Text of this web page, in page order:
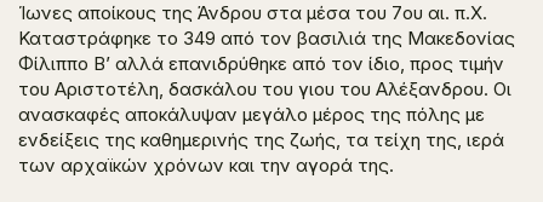
Ίωνες αποίκους της Άνδρου στα μέσα του 7ου αι. π.Χ.
Καταστράφηκε το 349 από τον βασιλιά της Μακεδονίας
Φίλιππο Β’ αλλά επανιδρύθηκε από τον ίδιο, προς τιμήν
του Αριστοτέλη, δασκάλου του γιου του Αλέξανδρου. Οι
ανασκαφές αποκάλυψαν μεγάλο μέρος της πόλης με
ενδείξεις της καθημερινής της ζωής, τα τείχη της, ιερά
των αρχαϊκών χρόνων και την αγορά της.